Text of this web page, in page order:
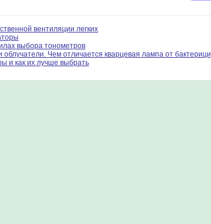
вентиляции легких
выбора тонометров
Чем отличается кварцевая лампа от
и как их лучше выбрать